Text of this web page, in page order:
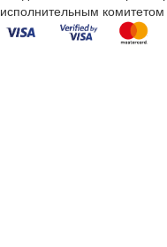
исполнительным